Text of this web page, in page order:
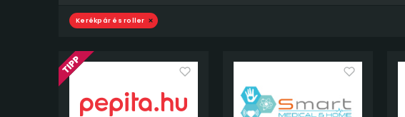
Kerékpár és roller